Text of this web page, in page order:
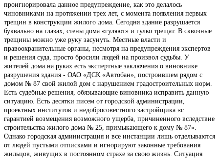
проигнорировала данное предупреждение, как это делалось
чиновниками на протяжении трех лет, с момента появления первых
трещин в конструкции жилого дома. Сегодня здание разрушается
буквально на глазах, стены дома «гуляют» и гулко трещат. В сквозные
трещины можно уже руку засунуть. Местные власти и
правоохранительные органы, несмотря на предупреждения экспертов
и решения суда, просто бросили людей на произвол судьбы. У
жителей дома на руках есть экспертные заключения о виновнике
разрушения здания - ОАО «ДСК «Автобан», построившем рядом с
домом № 87 свой жилой дом с нарушением градостроительных норм.
Есть судебные решения, обязывающие виновника исправить данную
ситуацию. Есть десятки писем от городской администрации,
проектных институтов и недобросовестного застройщика «с
гарантией возмещения возможного ущерба, причиненного вследствие
строительства жилого дома № 25, примыкающего к дому № 87».
Однако городская администрация и все инстанции лишь отделываются
от людей пустыми отписками и игнорируют законные требования
жильцов, живущих в постоянном страхе за свою жизнь. Ситуация